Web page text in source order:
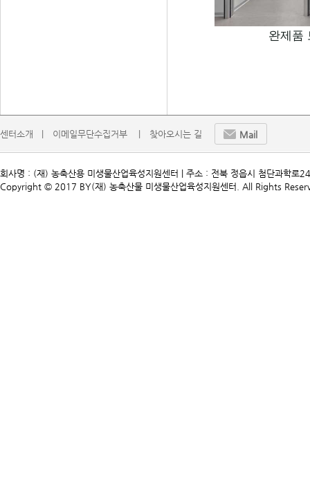
완제품
센터소개   | 이메일무단수집거부    | 찾아오시는 길 Mail
회사명 : (재) 농축산용 미생물산업육성지원센터 | 주소 : 전북 정읍시 첨단과
Copyright © 2017 BY(재) 농축산물 미생물산업육성지원센터. All Rights